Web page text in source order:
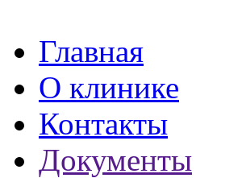
Главная
О клинике
Контакты
Документы